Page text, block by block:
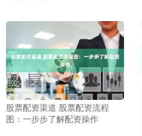
股票配资渠道 股票配资流程
图：一步步了解配资操作